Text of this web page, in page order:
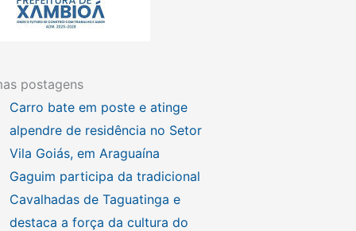
postagens
Carro bate em poste e atinge
alpendre de residência no Setor
Vila Goiás, em Araguaína
Gaguim participa da tradicional
Cavalhadas de Taguatinga e
destaca a força da cultura do